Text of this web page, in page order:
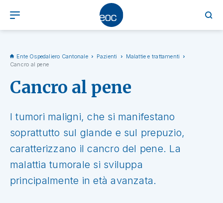
Ente Ospedaliero Cantonale Pazienti
Malattie e trattamenti
Cancro al pene
Cancro al pene
I tumori maligni, che si manifestano
soprattutto sul glande e sul prepuzio,
caratterizzano il cancro del pene. La
malattia tumorale si sviluppa
principalmente in età avanzata.